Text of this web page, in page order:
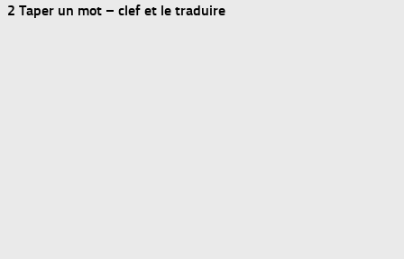
2 Taper un mot – clef et le traduire